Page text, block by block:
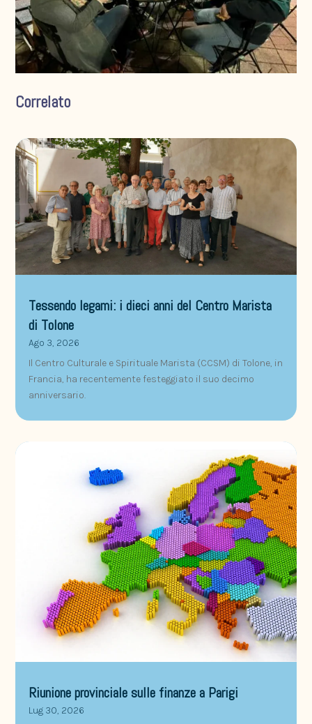
Correlato
Tessendo legami: i dieci anni del Centro Marista
di Tolone
Ago 3, 2026
Il Centro Culturale e Spirituale Marista (CCSM) di Tolone, in
Francia, ha recentemente festeggiato il suo decimo
anniversario.
Riunione provinciale sulle finanze a Parigi
Lug 30, 2026